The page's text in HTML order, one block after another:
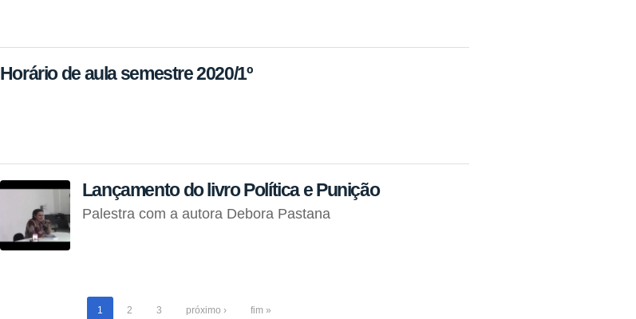
Horário de aula semestre 2020/1º
Lançamento do livro Política e Punição
Palestra com a autora Debora Pastana
1 2 3 próximo › fim »